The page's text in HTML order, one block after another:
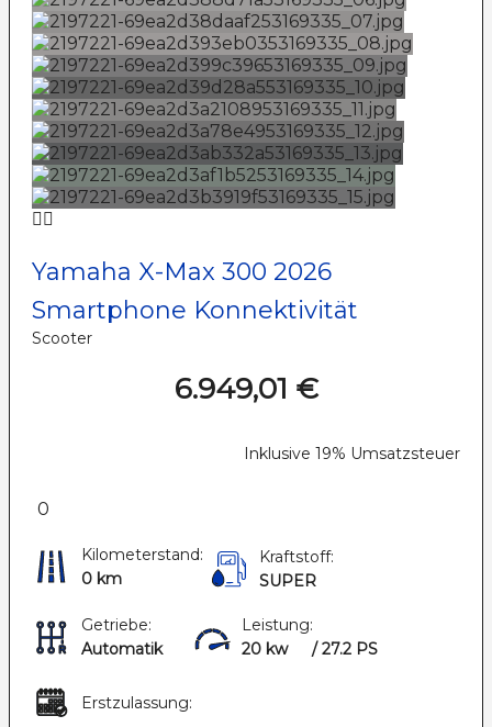
Yamaha X-Max 300 2026
Smartphone Konnektivität
Scooter
6.949,01 €
Inklusive 19% Umsatzsteuer
0
Kilometerstand:
0 km
Kraftstoff:
SUPER
Getriebe:
Automatik
Leistung:
20 kw
/ 27.2 PS
Erstzulassung: